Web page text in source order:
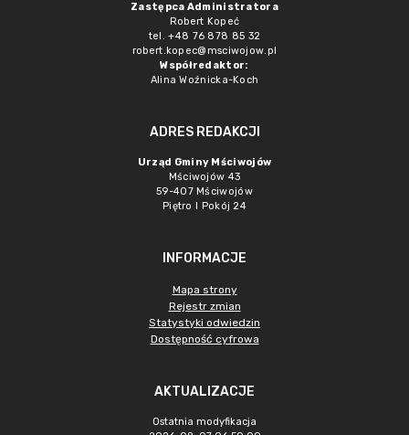
Zastępca Administratora
Robert Kopeć
tel. +48 76 878 85 32
robert.kopec@msciwojow.pl
Współredaktor:
Alina Woźnicka-Koch
ADRES REDAKCJI
Urząd Gminy Mściwojów
Mściwojów 43
59-407 Mściwojów
Piętro I Pokój 24
INFORMACJE
Mapa strony
Rejestr zmian
Statystyki odwiedzin
Dostępność cyfrowa
AKTUALIZACJE
Ostatnia modyfikacja